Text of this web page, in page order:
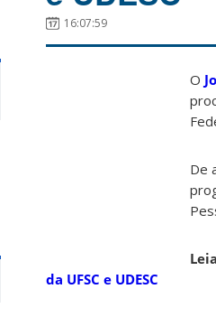
16:07:59
O
De
da UFSC e UDESC